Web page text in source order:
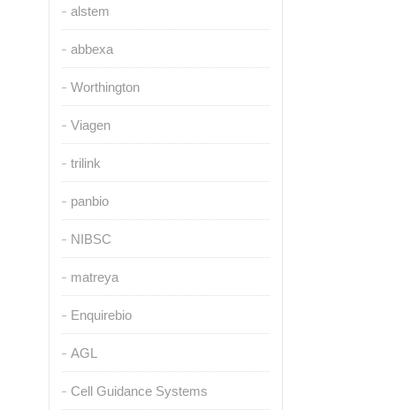
alstem
abbexa
Worthington
Viagen
trilink
panbio
NIBSC
matreya
Enquirebio
AGL
Cell Guidance Systems